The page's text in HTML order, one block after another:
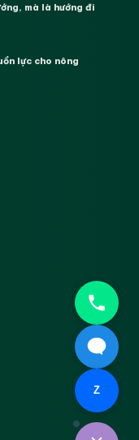
mà là hướng đi
lực cho nông
Z